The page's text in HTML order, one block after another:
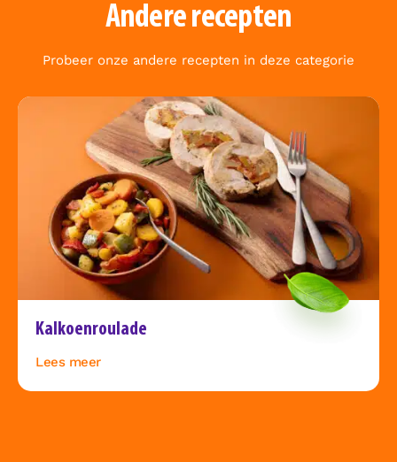
Andere recepten
Probeer onze andere recepten in deze categorie
Kalkoenroulade
Lees meer